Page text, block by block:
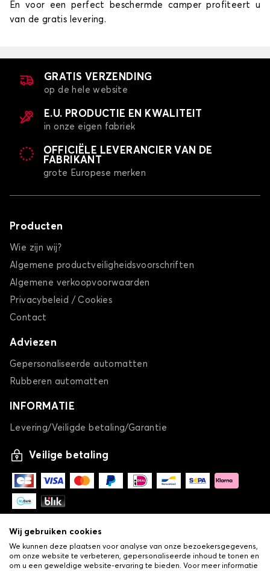
En voor een perfect beschermde camper profiteert u
van de gratis levering.
GRATIS VERZENDING
op de hele website
E.U. PRODUCTIE EN KWALITEIT
in onze eigen fabriek
OFFICIËLE LEVERANCIER VAN DE
FABRIKANT
grote Europese merken
Producten
Wie zijn wij?
Algemene productveiligheidsvoorschriften
Algemene verkoopvoorwaarden
Privacybeleid / Cookies
Contact
Adviezen
Gepersonaliseerde automatten
Rubberen automatten
INFORMATIE
Levering/Veiligde betaling/Garantie
Veilige betaling
Wij gebruiken cookies
We kunnen deze plaatsen voor analyse van onze bezoekersgegevens,
om onze website te verbeteren, gepersonaliseerde inhoud te tonen en
om u een geweldige website-ervaring te bieden. Voor meer informatie